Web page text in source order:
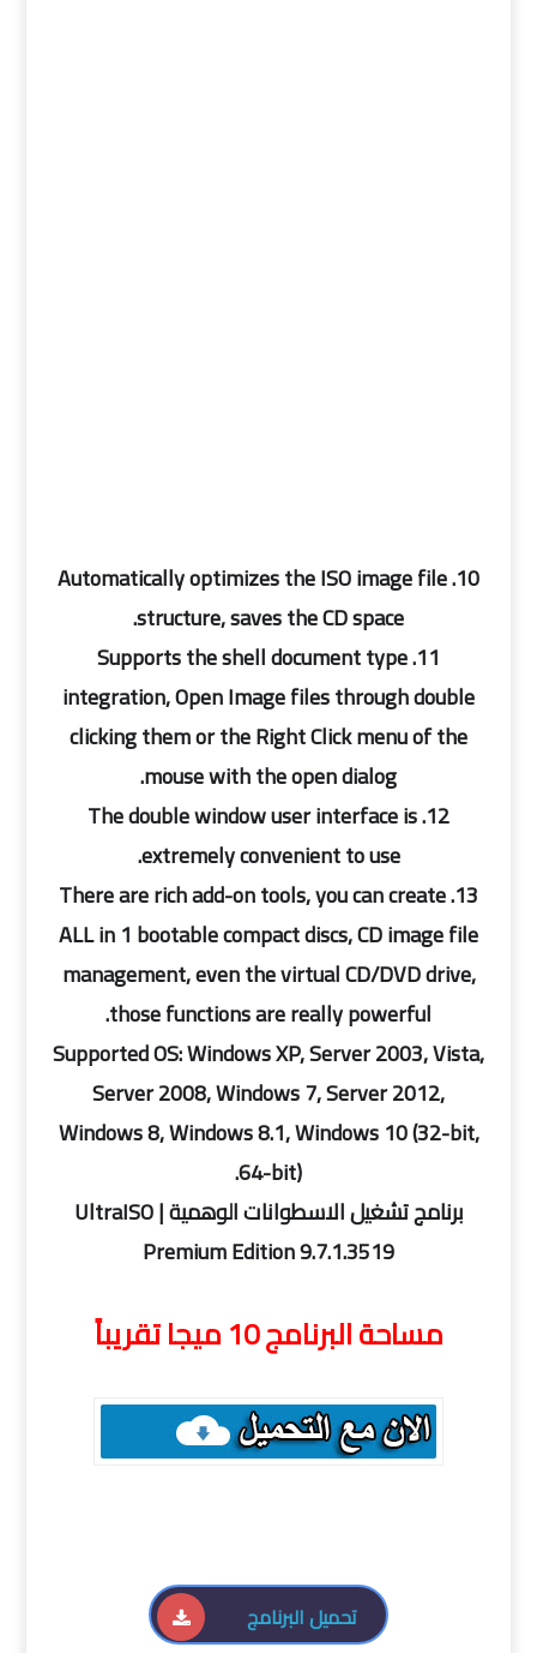
10. Automatically optimizes the ISO image file
structure, saves the CD space.
11. Supports the shell document type
integration, Open Image files through double
clicking them or the Right Click menu of the
mouse with the open dialog.
12. The double window user interface is
extremely convenient to use.
13. There are rich add-on tools, you can create
ALL in 1 bootable compact discs, CD image file
management, even the virtual CD/DVD drive,
those functions are really powerful.
Supported OS: Windows XP, Server 2003, Vista,
Server 2008, Windows 7, Server 2012,
Windows 8, Windows 8.1, Windows 10 (32-bit,
64-bit).
برنامج تشغيل الاسطوانات الوهمية | UltraISO
Premium Edition 9.7.1.3519
مساحة البرنامج 10 ميجا تقريباً
تحميل البرنامج